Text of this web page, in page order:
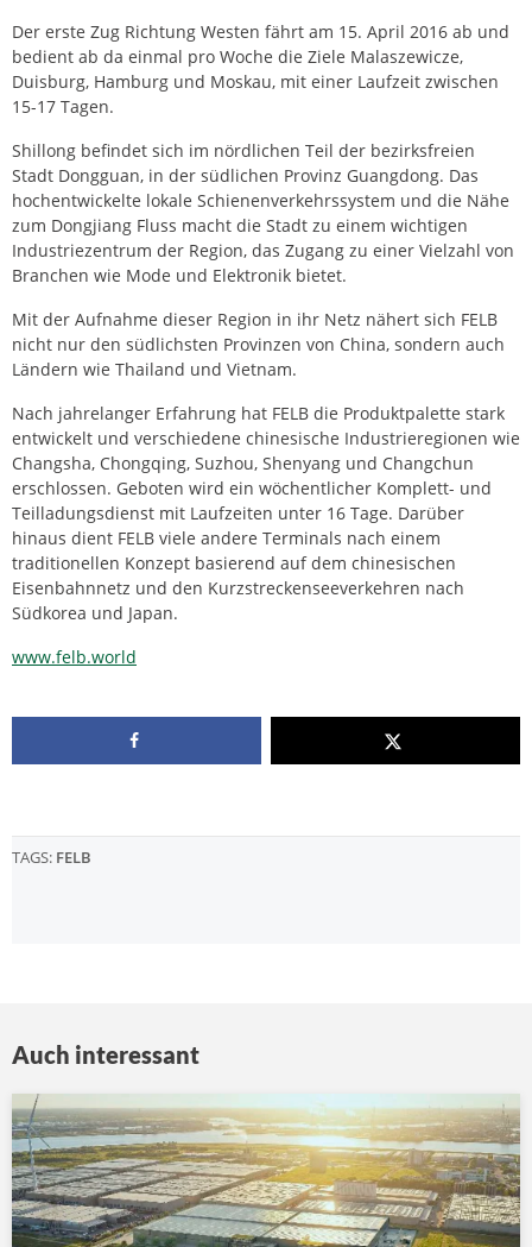
Der erste Zug Richtung Westen fährt am 15. April 2016 ab und
bedient ab da einmal pro Woche die Ziele Malaszewicze,
Duisburg, Hamburg und Moskau, mit einer Laufzeit zwischen
15-17 Tagen.
Shillong befindet sich im nördlichen Teil der bezirksfreien
Stadt Dongguan, in der südlichen Provinz Guangdong. Das
hochentwickelte lokale Schienenverkehrssystem und die Nähe
zum Dongjiang Fluss macht die Stadt zu einem wichtigen
Industriezentrum der Region, das Zugang zu einer Vielzahl von
Branchen wie Mode und Elektronik bietet.
Mit der Aufnahme dieser Region in ihr Netz nähert sich FELB
nicht nur den südlichsten Provinzen von China, sondern auch
Ländern wie Thailand und Vietnam.
Nach jahrelanger Erfahrung hat FELB die Produktpalette stark
entwickelt und verschiedene chinesische Industrieregionen wie
Changsha, Chongqing, Suzhou, Shenyang und Changchun
erschlossen. Geboten wird ein wöchentlicher Komplett- und
Teilladungsdienst mit Laufzeiten unter 16 Tage. Darüber
hinaus dient FELB viele andere Terminals nach einem
traditionellen Konzept basierend auf dem chinesischen
Eisenbahnnetz und den Kurzstreckenseeverkehren nach
Südkorea und Japan.
www.felb.world
TAGS: FELB
Auch interessant